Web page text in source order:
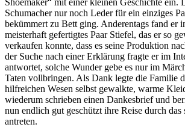
Shoemaker“ mit einer kleinen Geschichte ein.
Schumacher nur noch Leder für ein einziges
bekümmert zu Bett ging. Anderentags fand er
meisterhaft gefertigtes Paar Stiefel, das er so
verkaufen konnte, dass es seine Produktion
der Suche nach einer Erklärung fragte er im
antwortet, solche Wunder gebe es nur im
Taten vollbringen. Als Dank legte die Familie
hilfreichen Wesen selbst gewalkte, warme
wiederum schrieben einen Dankesbrief und
nun endlich gut geschützt ihre Reise durch das
antreten.